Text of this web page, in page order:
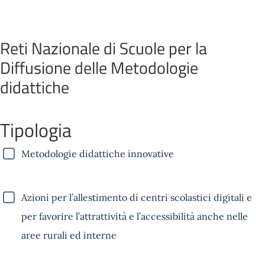
Reti Nazionale di Scuole per la
Diffusione delle Metodologie
didattiche
Tipologia
Metodologie didattiche innovative
Azioni per l’allestimento di centri scolastici digitali e
per favorire l’attrattività e l’accessibilità anche nelle
aree rurali ed interne